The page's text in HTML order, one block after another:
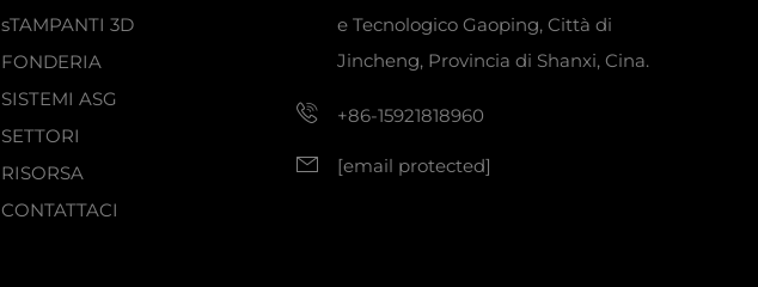
sTAMPANTI 3D
FONDERIA
SISTEMI ASG
SETTORI
RISORSA
CONTATTACI
e Tecnologico Gaoping, Città di
Jincheng, Provincia di Shanxi, Cina.
+86-15921818960
[email protected]